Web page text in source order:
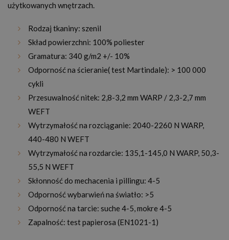
użytkowanych wnętrzach.
Rodzaj tkaniny: szenil
Skład powierzchni: 100% poliester
Gramatura: 340 g/m2 +/- 10%
Odporność na ścieranie( test Martindale): > 100 000
cykli
Przesuwalność nitek: 2,8-3,2 mm WARP / 2,3-2,7 mm
WEFT
Wytrzymałość na rozciąganie: 2040-2260 N WARP,
440-480 N WEFT
Wytrzymałość na rozdarcie: 135,1-145,0 N WARP, 50,3-
55,5 N WEFT
Skłonność do mechacenia i pillingu: 4-5
Odporność wybarwień na światło: >5
Odporność na tarcie: suche 4-5, mokre 4-5
Zapalność: test papierosa (EN1021-1)